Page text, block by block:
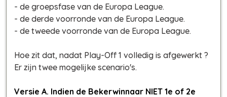
- de groepsfase van de Europa League.
- de derde voorronde van de Europa League.
- de tweede voorronde van de Europa League.
Hoe zit dat, nadat Play-Off 1 volledig is afgewerkt ?
Er zijn twee mogelijke scenario's.
Versie A. Indien de Bekerwinnaar NIET 1e of 2e